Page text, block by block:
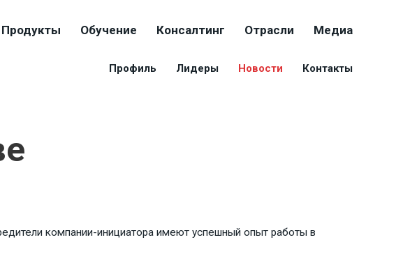
Продукты Обучение Консалтинг Отрасли Медиа
Профиль Лидеры Новости Контакты
компании-инициатора имеют успешный опыт работы в